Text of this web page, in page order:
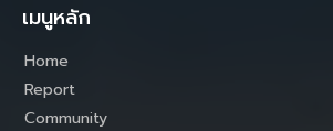
เมนูหลัก
Home
Report
Community